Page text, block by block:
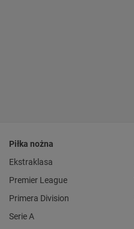
Piłka nożna
Ekstraklasa
Premier League
Primera Division
Serie A